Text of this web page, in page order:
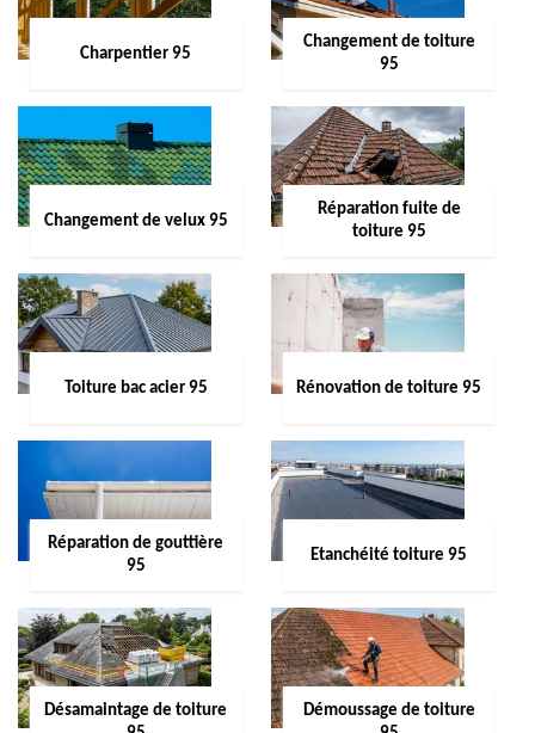
Charpentier 95
Changement de toiture
95
Changement de velux 95
Réparation fuite de
toiture 95
Toiture bac acier 95 Rénovation de toiture 95
Réparation de gouttière
95
Etanchéité toiture 95
Désamaintage de toiture
Démoussage de toiture